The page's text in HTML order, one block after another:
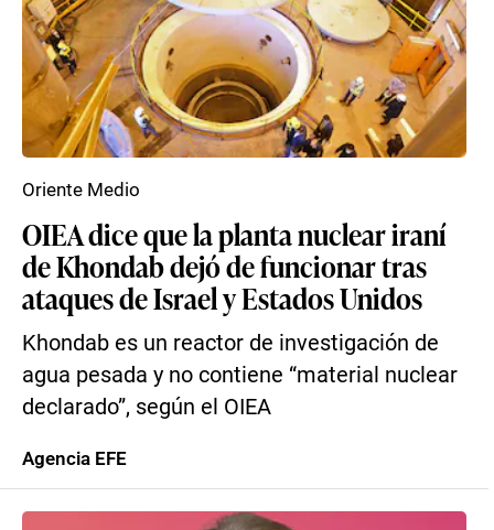
OIEA dice que la planta nuclear iraní
de Khondab dejó de funcionar tras
ataques de Israel y Estados Unidos
Khondab es un reactor de investigación de
agua pesada y no contiene “material nuclear
declarado”, según el OIEA
Oriente Medio
Agencia EFE